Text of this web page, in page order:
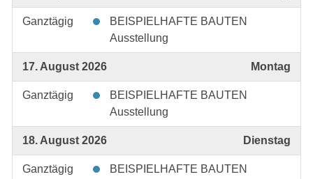
Ganztägig
BEISPIELHAFTE BAUTEN
Ausstellung
17. August 2026 Montag
Ganztägig
BEISPIELHAFTE BAUTEN
Ausstellung
18. August 2026 Dienstag
Ganztägig
BEISPIELHAFTE BAUTEN